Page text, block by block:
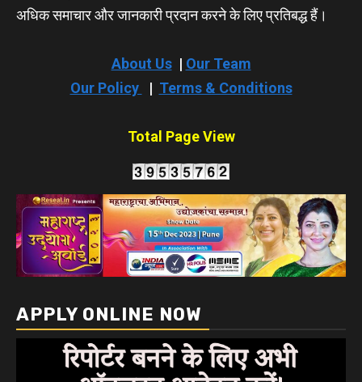
अधिक समाचार और जानकारी प्रदान करने के लिए प्रतिबद्ध हैं।
About Us| Our Team
Our Policy
| Terms & Conditions
Total Page View
APPLY ONLINE NOW